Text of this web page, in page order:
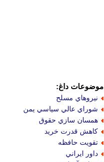
موضوعات داغ:
نيروهاي مسلح
شوراي عالي سياسي يمن
همسان سازي حقوق
كاهش قدرت خريد
تقويت حافظه
داور ايراني